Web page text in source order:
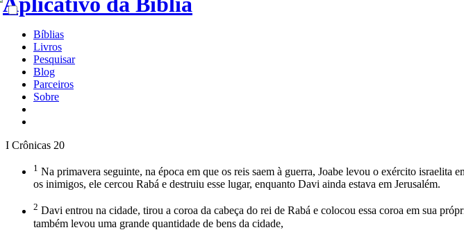
Bíblias
Livros
Pesquisar
Blog
Parceiros
Sobre
I Crônicas 20
1 Na primavera seguinte, na época em que os reis saem à guerra, Joabe levou o exército
os inimigos, ele cercou Rabá e destruiu esse lugar, enquanto Davi ainda estava em Jerusalém.
2 Davi entrou na cidade, tirou a coroa da cabeça do rei de Rabá e colocou essa coroa em sua
também levou uma grande quantidade de bens da cidade,